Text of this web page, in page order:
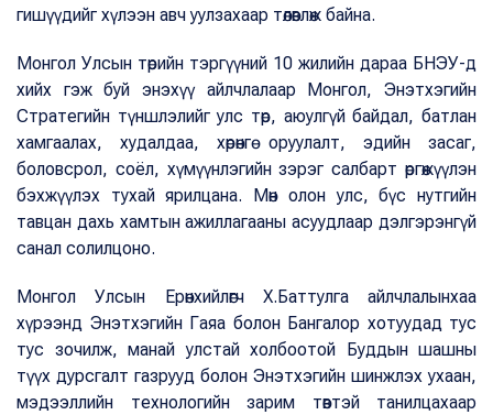
гишүүдийг хүлээн авч уулзахаар төлөвлөж байна.
Монгол Улсын төрийн тэргүүний 10 жилийн дараа БНЭУ-д
хийх гэж буй энэхүү айлчлалаар Монгол, Энэтхэгийн
Стратегийн түншлэлийг улс төр, аюулгүй байдал, батлан
хамгаалах, худалдаа, хөрөнгө оруулалт, эдийн засаг,
боловсрол, соёл, хүмүүнлэгийн зэрэг салбарт өргөжүүлэн
бэхжүүлэх тухай ярилцана. Мөн олон улс, бүс нутгийн
тавцан дахь хамтын ажиллагааны асуудлаар дэлгэрэнгүй
санал солилцоно.
Монгол Улсын Ерөнхийлөгч Х.Баттулга айлчлалынхаа
хүрээнд Энэтхэгийн Гаяа болон Бангалор хотуудад тус
тус зочилж, манай улстай холбоотой Буддын шашны
түүх дурсгалт газрууд болон Энэтхэгийн шинжлэх ухаан,
мэдээллийн технологийн зарим төвтэй танилцахаар